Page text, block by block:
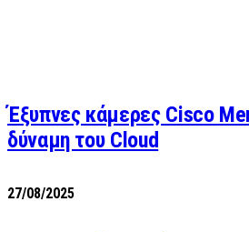
Έξυπνες κάμερες Cisco
δύναμη του Cloud
27/08/2025